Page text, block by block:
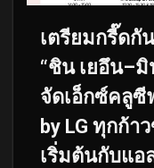
เตรียมกรี๊ดกั
“ชิน เยอึน–มิ
จัดเอ็กซ์คลูซี
by LG ทุกก้า
เริ่มต้นกับแอ